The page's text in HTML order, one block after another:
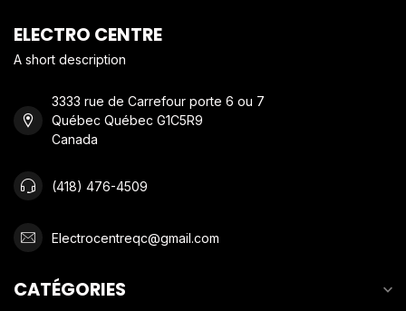
ELECTRO CENTRE
A short description
3333 rue de Carrefour porte 6 ou 7
Québec Québec G1C5R9
Canada
(418) 476-4509
Electrocentreqc@gmail.com
CATÉGORIES